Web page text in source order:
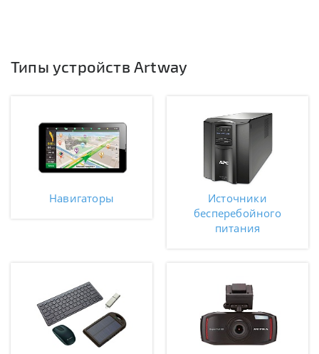
Типы устройств Artway
Навигаторы
Источники
бесперебойного
питания